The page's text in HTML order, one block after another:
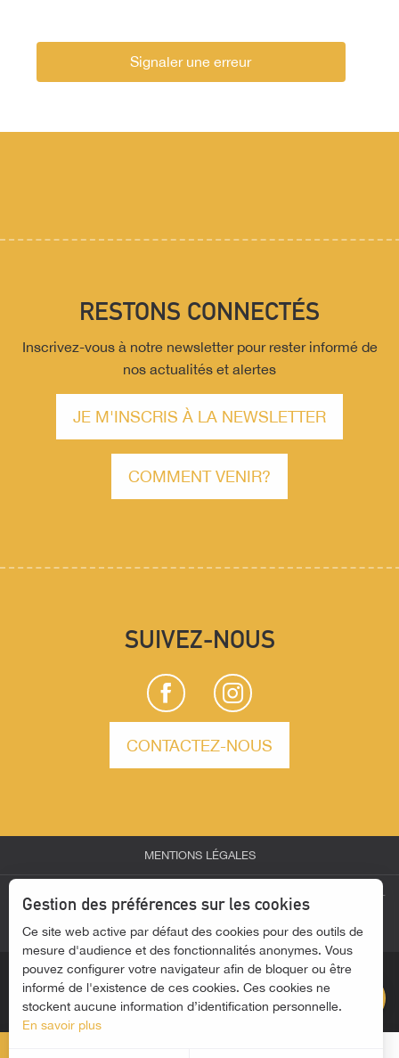
Description
Contacter par
Signaler une erreur
RESTONS CONNECTÉS
Inscrivez-vous à notre newsletter pour rester informé de
nos actualités et alertes
JE M'INSCRIS À LA NEWSLETTER
COMMENT VENIR?
SUIVEZ-NOUS
CONTACTEZ-NOUS
MENTIONS LÉGALES
-
ACTUALITÉS - ACCESSIBILITÉ - SITE NON CONFORME
Gestion des préférences sur les cookies
Ce site web active par défaut des cookies pour des outils de
mesure d'audience et des fonctionnalités anonymes. Vous
pouvez configurer votre navigateur afin de bloquer ou être
informé de l'existence de ces cookies. Ces cookies ne
stockent aucune information d’identification personnelle.
En savoir plus